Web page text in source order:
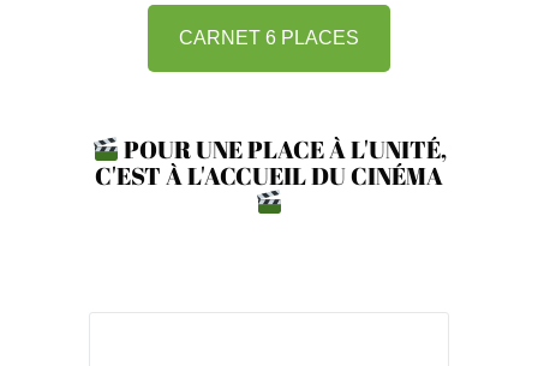
CARNET 6 PLACES
POUR UNE PLACE À L'UNITÉ,
C'EST À L'ACCUEIL DU CINÉMA